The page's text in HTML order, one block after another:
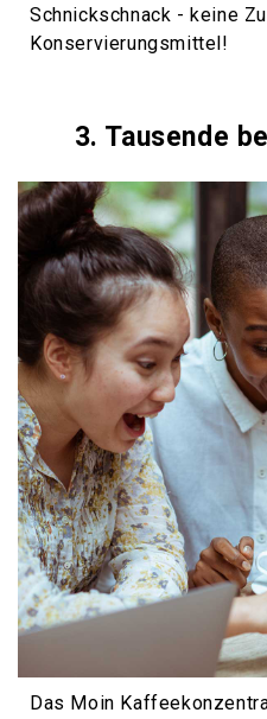
Schnickschnack - keine
Konservierungsmittel!
3. Tausende
Das Moin